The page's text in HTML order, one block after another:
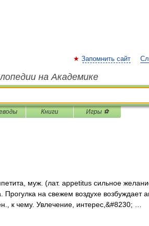
Запомнить сайт
на Академике
Книги Игры ⚽
муж. (лат. appetitus сильное
на свежем воздухе возбуждает
к чему. Увлечение, интерес,&#8230; …